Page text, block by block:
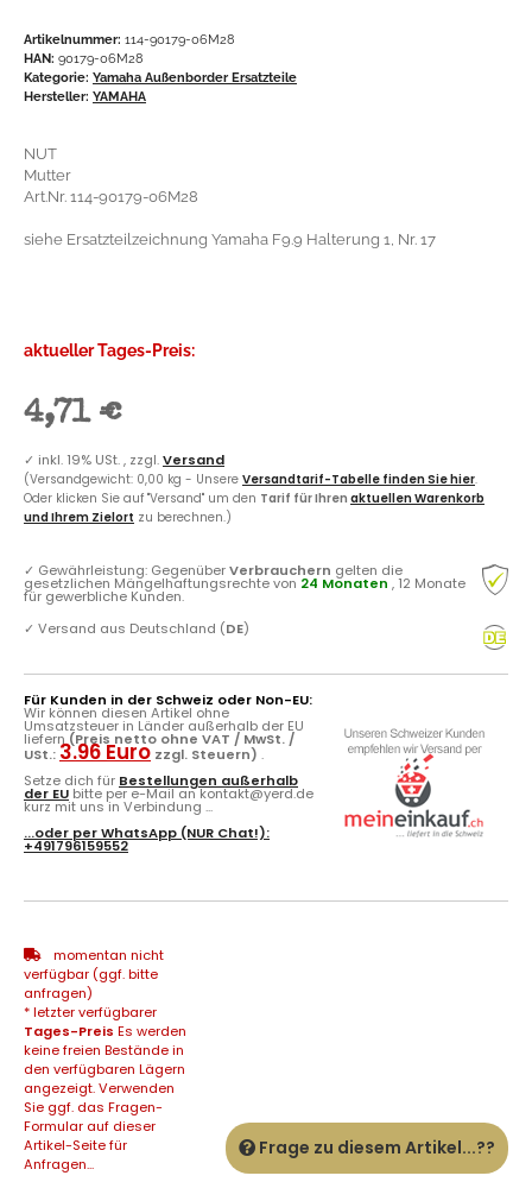
Artikelnummer: 114-90179-06M28
HAN: 90179-06M28
Kategorie: Yamaha Außenborder Ersatzteile
Hersteller: YAMAHA
NUT
Mutter
Art.Nr. 114-90179-06M28
siehe Ersatzteilzeichnung Yamaha F9.9 Halterung 1, Nr. 17
aktueller Tages-Preis:
4,71 €
✓ inkl. 19% USt. , zzgl.Versand
(Versandgewicht: 0,00 kg - Unsere Versandtarif-Tabelle finden Sie hier.
Oder klicken Sie auf "Versand" um den Tarif für Ihren aktuellen Warenkorb
und Ihrem Zielort zu berechnen.)
✓ Gewährleistung: GegenüberVerbrauchern gelten die
gesetzlichen Mängelhaftungsrechte von 24 Monaten , 12 Monate
für gewerbliche Kunden.
✓ Versand aus Deutschland (DE)
Für Kunden in der Schweiz oder Non-EU:
Wir können diesen Artikel ohne
Umsatzsteuer in Länder außerhalb der EU
liefern(Preis netto ohne VAT / MwSt. /
USt.: 3.96 Euro zzgl. Steuern) .
Setze dich für Bestellungen außerhalb
der EU bitte per e-Mail an kontakt@yerd.de
kurz mit uns in Verbindung ...
...oder perWhatsApp (NUR Chat!):
+491796159552
momentan nicht
verfügbar (ggf. bitte
anfragen)
* letzter verfügbarer
Tages-Preis Es werden
keine freien Bestände in
den verfügbaren Lägern
angezeigt. Verwenden
Sie ggf. das Fragen-
Formular auf dieser
Artikel-Seite für
Anfragen...
Frage zu diesem Artikel...??